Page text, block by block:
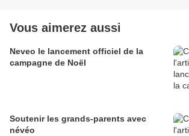
Vous aimerez aussi
Neveo le lancement officiel de la
campagne de Noël
Soutenir les grands-parents avec
névéo